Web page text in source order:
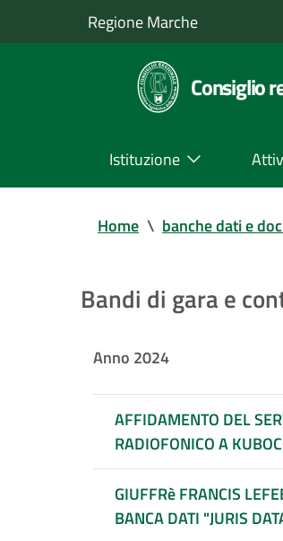
Regione Marche
Consiglio
Istituzione
Home \ banche dati e
Bandi di gara e
Anno 2024
AFFIDAMENTO DEL
RADIOFONICO A
GIUFFRè FRANCIS
BANCA DATI "JURIS